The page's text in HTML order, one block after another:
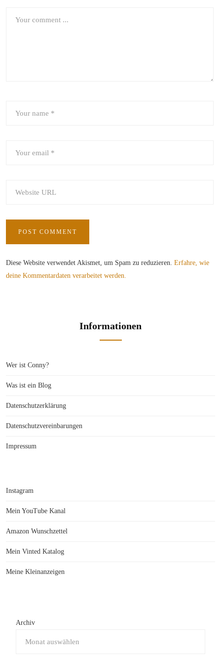
Diese Website verwendet Akismet, um Spam zu reduzieren. Erfahre, wie
deine Kommentardaten verarbeitet werden.
Informationen
Wer ist Conny?
Was ist ein Blog
Datenschutzerklärung
Datenschutzvereinbarungen
Impressum
Instagram
Mein YouTube Kanal
Amazon Wunschzettel
Mein Vinted Katalog
Meine Kleinanzeigen
Archiv